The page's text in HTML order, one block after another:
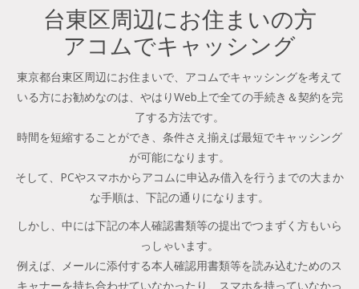
台東区周辺にお住まいの方
アコムでキャッシング
東京都台東区周辺にお住まいで、アコムでキャッシングを考えて
いる方にお勧めなのは、やはりWeb上で全ての手続き＆契約を完
了する方法です。
時間を短縮することができ、条件さえ揃えば最短でキャッシング
が可能になります。
そして、PCやスマホからアコムに申込み借入を行うまでの大まか
な手順は、下記の通りになります。
しかし、中には下記の本人確認書類等の提出でつまずく方もいら
っしゃいます。
例えば、メールに添付する本人確認用書類等を読み込むためのス
キャナーを持ち合わせていなかったり、スマホを持っていなかっ